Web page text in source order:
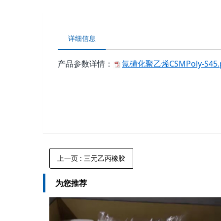
详细信息
产品参数详情： 氯磺化聚乙烯CSMPoly-
上一页 : 三元乙丙橡胶
为您推荐